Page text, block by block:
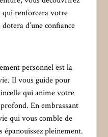
qui renforcera votre
d’une confiance
personnel est la
Il vous guide pour
qui anime votre
En embrassant
qui vous comble de
pleinement.